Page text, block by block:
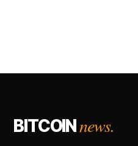
BITCOINnews.